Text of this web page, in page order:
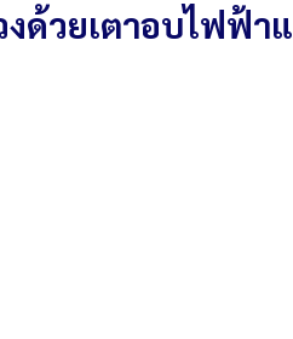
ด้วยเตาอบไฟฟ้าแ